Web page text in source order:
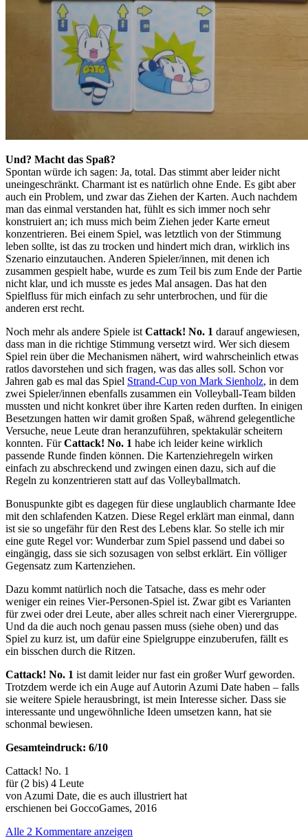
Und? Macht das Spaß?
Spontan würde ich sagen: Ja, total. Das stimmt aber leider nicht
uneingeschränkt. Charmant ist es natürlich ohne Ende. Es gibt aber
auch ein Problem, und zwar das Ziehen der Karten. Auch nachdem
man das einmal verstanden hat, fühlt es sich immer noch sehr
konstruiert an; ich muss mich beim Ziehen jeder Karte erneut
konzentrieren. Bei einem Spiel, was letztlich von der Stimmung
leben sollte, ist das zu trocken und hindert mich dran, wirklich ins
Szenario einzutauchen. Anderen Spieler/innen, mit denen ich
zusammen gespielt habe, wurde es zum Teil bis zum Ende der Partie
nicht klar, und ich musste es jedes Mal ansagen. Das hat den
Spielfluss für mich einfach zu sehr unterbrochen, und für die
anderen erst recht.
Noch mehr als andere Spiele ist Cattack! No. 1 darauf angewiesen,
dass man in die richtige Stimmung versetzt wird. Wer sich diesem
Spiel rein über die Mechanismen nähert, wird wahrscheinlich etwas
ratlos davorstehen und sich fragen, was das alles soll. Schon vor
Jahren gab es mal das Spiel Strand-Cup von Mark Sienholz, in dem
zwei Spieler/innen ebenfalls zusammen ein Volleyball-Team bilden
mussten und nicht konkret über ihre Karten reden durften. In einigen
Besetzungen hatten wir damit großen Spaß, während gelegentliche
Versuche, neue Leute dran heranzuführen, spektakulär scheitern
konnten. FürCattack! No. 1 habe ich leider keine wirklich
passende Runde finden können. Die Kartenziehregeln wirken
einfach zu abschreckend und zwingen einen dazu, sich auf die
Regeln zu konzentrieren statt auf das Volleyballmatch.
Bonuspunkte gibt es dagegen für diese unglaublich charmante Idee
mit den schlafenden Katzen. Diese Regel erklärt man einmal, dann
ist sie so ungefähr für den Rest des Lebens klar. So stelle ich mir
eine gute Regel vor: Wunderbar zum Spiel passend und dabei so
eingängig, dass sie sich sozusagen von selbst erklärt. Ein völliger
Gegensatz zum Kartenziehen.
Dazu kommt natürlich noch die Tatsache, dass es mehr oder
weniger ein reines Vier-Personen-Spiel ist. Zwar gibt es Varianten
für zwei oder drei Leute, aber alles schreit nach einer Vierergruppe.
Und da die auch noch genau passen muss (siehe oben) und das
Spiel zu kurz ist, um dafür eine Spielgruppe einzuberufen, fällt es
ein bisschen durch die Ritzen.
Cattack! No. 1 ist damit leider nur fast ein großer Wurf geworden.
Trotzdem werde ich ein Auge auf Autorin Azumi Date haben – falls
sie weitere Spiele herausbringt, ist mein Interesse sicher. Dass sie
interessante und ungewöhnliche Ideen umsetzen kann, hat sie
schonmal bewiesen.
Gesamteindruck: 6/10
Cattack! No. 1
für (2 bis) 4 Leute
von Azumi Date, die es auch illustriert hat
erschienen bei GoccoGames, 2016
Alle 2 Kommentare anzeigen